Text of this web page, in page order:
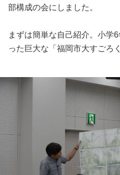
部構成の会にしました。
まずは簡単な自己紹介。小学
った巨大な「福岡市大すごろ